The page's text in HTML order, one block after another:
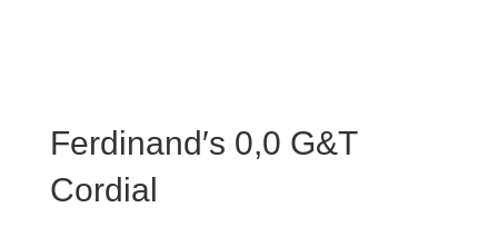
Ferdinand′s 0,0 G&T
Cordial